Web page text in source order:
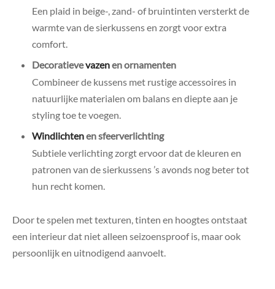
Een plaid in beige-, zand- of bruintinten versterkt de
warmte van de sierkussens en zorgt voor extra
comfort.
Decoratievevazenen ornamenten
Combineer de kussens met rustige accessoires in
natuurlijke materialen om balans en diepte aan je
styling toe te voegen.
Windlichtenen sfeerverlichting
Subtiele verlichting zorgt ervoor dat de kleuren en
patronen van de sierkussens ’s avonds nog beter tot
hun recht komen.
Door te spelen met texturen, tinten en hoogtes ontstaat
een interieur dat niet alleen seizoensproof is, maar ook
persoonlijk en uitnodigend aanvoelt.